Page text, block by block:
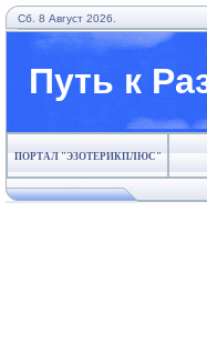
Сб. 8 Август 2026.
Путь к
ПОРТАЛ "ЭЗОТЕРИКПЛЮС"